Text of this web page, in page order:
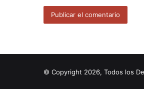
© Copyright 2026, Todos los